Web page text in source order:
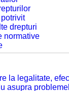
drepturi
normative
la legalitate,
asupra